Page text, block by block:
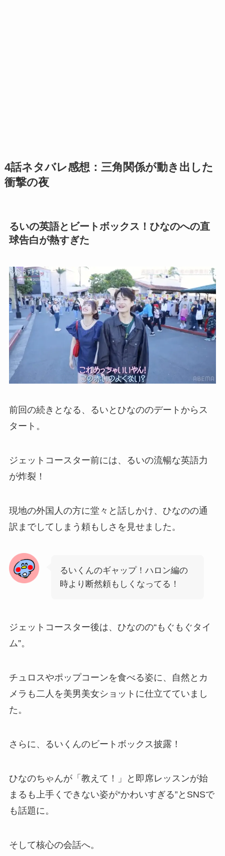
4話ネタバレ感想：三角関係が動き出した
衝撃の夜
るいの英語とビートボックス！ひなのへの直
球告白が熱すぎた
前回の続きとなる、るいとひなののデートからス
タート。
ジェットコースター前には、るいの流暢な英語力
が炸裂！
現地の外国人の方に堂々と話しかけ、ひなのの通
訳までしてしまう頼もしさを見せました。
るいくんのギャップ！ハロン編の
時より断然頼もしくなってる！
ジェットコースター後は、ひなのの“もぐもぐタイ
ム”。
チュロスやポップコーンを食べる姿に、自然とカ
メラも二人を美男美女ショットに仕立てていまし
た。
さらに、るいくんのビートボックス披露！
ひなのちゃんが「教えて！」と即席レッスンが始
まるも上手くできない姿が“かわいすぎる”とSNSで
も話題に。
そして核心の会話へ。